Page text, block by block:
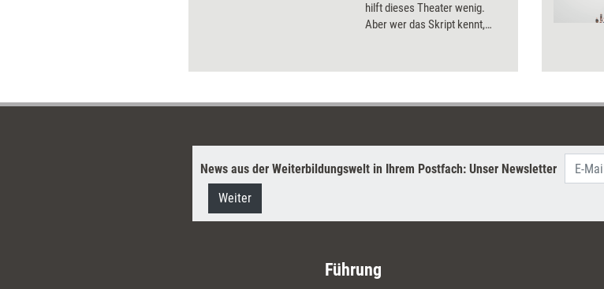
hilft dieses Theater wenig.
Aber wer das Skript kennt,
News aus der Weiterbildungswelt in Ihrem Postfach: Unser Newsletter
Weiter
Führung